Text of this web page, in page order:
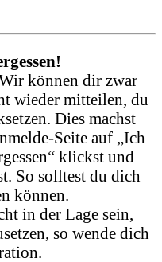
können dir zwar
wieder mitteilen, du
Dies machst
Seite auf „Ich
klickst und
So solltest du dich
können.
in der Lage sein,
so wende dich